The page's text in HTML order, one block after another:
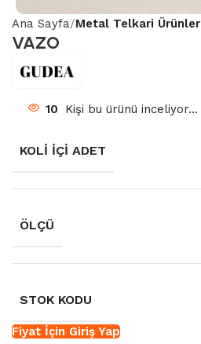
Ana Sayfa Metal Telkari Ürünler
VAZO
10 Kişi bu ürünü inceliyor...
KOLI İÇI ADET
ÖLÇÜ
STOK KODU
Fiyat İçin Giriş Yap